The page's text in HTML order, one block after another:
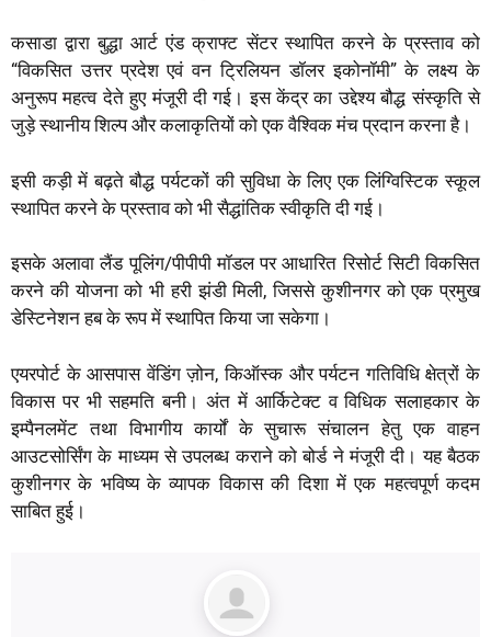
कसाडा द्वारा बुद्धा आर्ट एंड क्राफ्ट सेंटर स्थापित करने के प्रस्ताव को
“विकसित उत्तर प्रदेश एवं वन ट्रिलियन डॉलर इकोनॉमी” के लक्ष्य के
अनुरूप महत्व देते हुए मंजूरी दी गई। इस केंद्र का उद्देश्य बौद्ध संस्कृति से
जुड़े स्थानीय शिल्प और कलाकृतियों को एक वैश्विक मंच प्रदान करना है।
इसी कड़ी में बढ़ते बौद्ध पर्यटकों की सुविधा के लिए एक लिंग्विस्टिक स्कूल
स्थापित करने के प्रस्ताव को भी सैद्धांतिक स्वीकृति दी गई।
इसके अलावा लैंड पूलिंग/पीपीपी मॉडल पर आधारित रिसोर्ट सिटी विकसित
करने की योजना को भी हरी झंडी मिली, जिससे कुशीनगर को एक प्रमुख
डेस्टिनेशन हब के रूप में स्थापित किया जा सकेगा।
एयरपोर्ट के आसपास वेंडिंग ज़ोन, किऑस्क और पर्यटन गतिविधि क्षेत्रों के
विकास पर भी सहमति बनी। अंत में आर्किटेक्ट व विधिक सलाहकार के
इम्पैनलमेंट तथा विभागीय कार्यों के सुचारू संचालन हेतु एक वाहन
आउटसोर्सिंग के माध्यम से उपलब्ध कराने को बोर्ड ने मंजूरी दी। यह बैठक
कुशीनगर के भविष्य के व्यापक विकास की दिशा में एक महत्वपूर्ण कदम
साबित हुई।